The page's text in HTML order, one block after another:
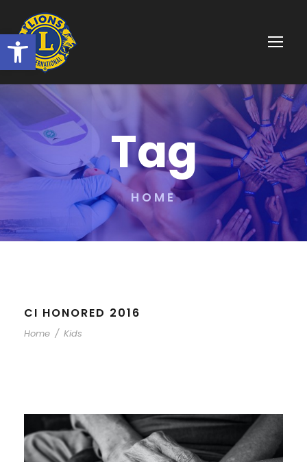
Tag
HOME
CI HONORED 2016
Home / Kids
Ouvrir la barre d’outils